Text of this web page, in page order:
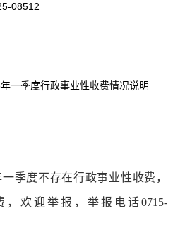
08512
一季度行政事业性收费情况说明
季度不存在行政事业性收费，
欢迎举报，举报电话0715-